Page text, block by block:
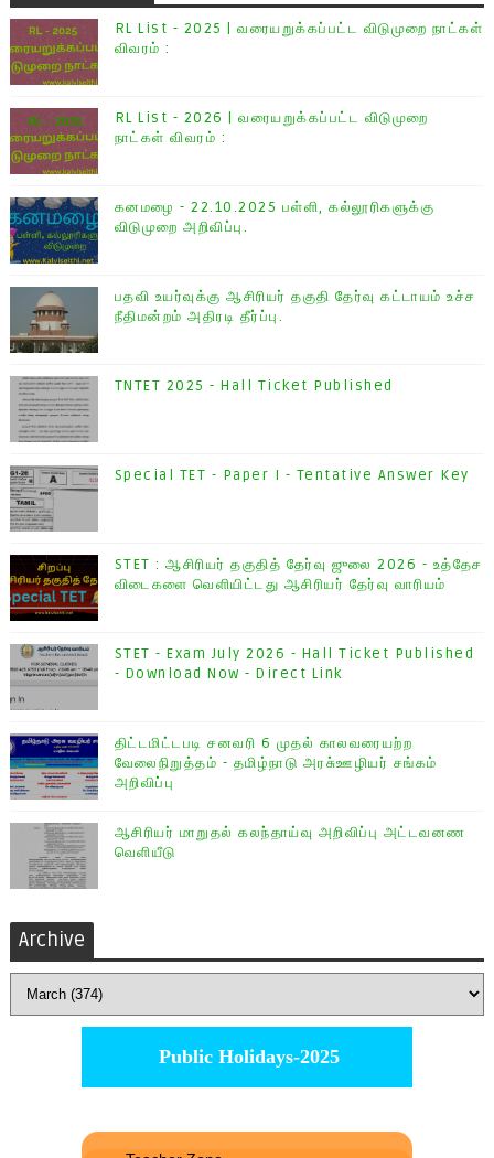
RL List - 2025 | வரையறுக்கப்பட்ட விடுமுறை நாட்கள்
விவரம் :
RL List - 2026 | வரையறுக்கப்பட்ட விடுமுறை
நாட்கள் விவரம் :
கனமழை - 22.10.2025 பள்ளி, கல்லூரிகளுக்கு
விடுமுறை அறிவிப்பு.
பதவி உயர்வுக்கு ஆசிரியர் தகுதி தேர்வு கட்டாயம் உச்ச
நீதிமன்றம் அதிரடி தீர்ப்பு.
TNTET 2025 - Hall Ticket Published
Special TET - Paper I - Tentative Answer Key
STET : ஆசிரியர் தகுதித் தேர்வு ஜுலை 2026 - உத்தேச
விடைகளை வெளியிட்டது ஆசிரியர் தேர்வு வாரியம்
STET - Exam July 2026 - Hall Ticket Published
- Download Now - Direct Link
திட்டமிட்டபடி சனவரி 6 முதல் காலவரையற்ற
வேலைநிறுத்தம் - தமிழ்நாடு அரசு்ஊழியர் சங்கம்
அறிவிப்பு
ஆசிரியர் மாறுதல் கலந்தாய்வு அறிவிப்பு அட்டவனண
வெளியீடு
Archive
Public Holidays-2025